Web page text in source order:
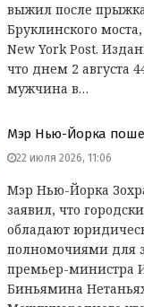
выжил после
Бруклинского
New York Post.
что днем 2 августа
мужчина в…
Мэр Нью-Йорка
22 июля 2026, 11:06
Мэр Нью-Йорка
заявил, что
обладают
полномочиями для
премьер-министра
Биньямина